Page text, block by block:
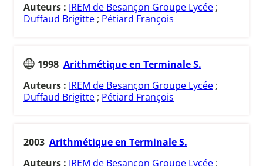
Auteurs : IREM de Besançon Groupe Lycée ;
Duffaud Brigitte ; Pétiard François
1998 Arithmétique en Terminale S.
Auteurs : IREM de Besançon Groupe Lycée ;
Duffaud Brigitte ; Pétiard François
2003 Arithmétique en Terminale S.
Auteurs : IREM de Besançon Groupe Lycée ;